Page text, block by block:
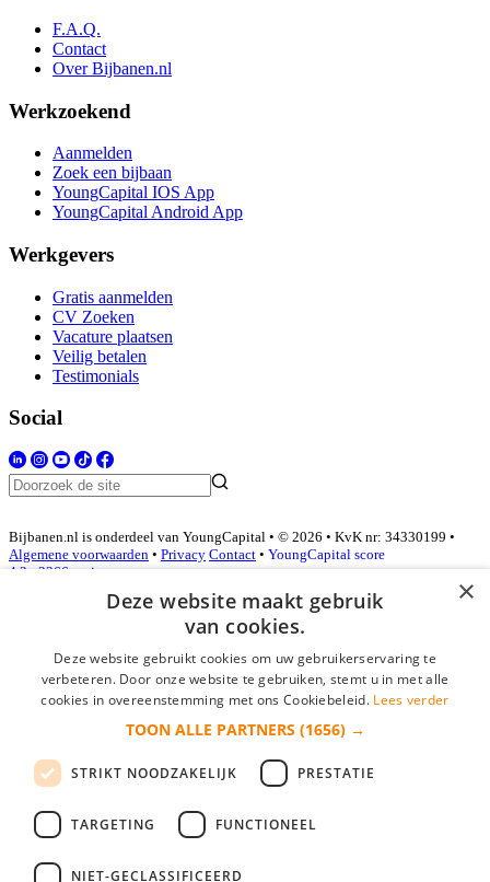
F.A.Q.
Contact
Over Bijbanen.nl
Werkzoekend
Aanmelden
Zoek een bijbaan
YoungCapital IOS App
YoungCapital Android App
Werkgevers
Gratis aanmelden
CV Zoeken
Vacature plaatsen
Veilig betalen
Testimonials
Social
Bijbanen.nl is onderdeel van YoungCapital • © 2026 • KvK nr: 34330199 •
Algemene voorwaarden • Privacy Contact • YoungCapital score
4.3 - 3366 reviews
Inloggen als bedrijf
*
login gegevens onthouden
login
Bedrijf aanmelden
×
Deze website maakt gebruik
van cookies.
Deze website gebruikt cookies om uw gebruikerservaring te
verbeteren. Door onze website te gebruiken, stemt u in met alle
cookies in overeenstemming met ons Cookiebeleid. Lees verder
TOON ALLE PARTNERS (1656) →
STRIKT NOODZAKELIJK PRESTATIE
TARGETING FUNCTIONEEL
NIET-GECLASSIFICEERD